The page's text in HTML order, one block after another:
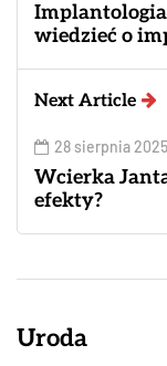
wiedzieć o
Next Article
28 sierpnia 2025
Wcierka
efekty?
Uroda